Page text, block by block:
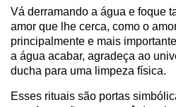
Vá derramando a água e foque
amor que lhe cerca, como o
principalmente e mais
a água acabar, agradeça ao
ducha para uma limpeza física.
Esses rituais são portas